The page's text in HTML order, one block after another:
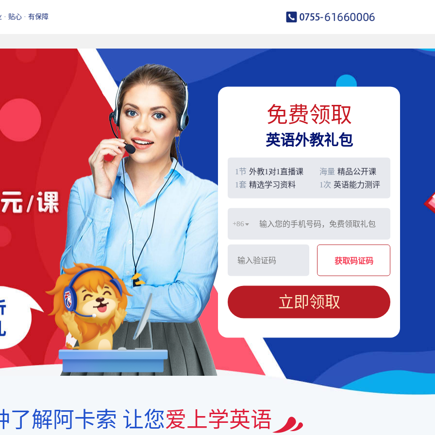
· 贴心 · 有保障
免费领取
英语外教礼包
1节 外教1对1直播课 海量 精品公开课
1套 精选学习资料 1次 英语能力测评
+86
获取码证码
立即领取
了解阿卡索 让您爱上学英语